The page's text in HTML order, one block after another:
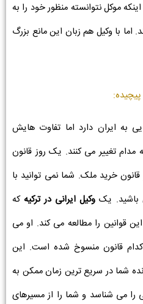
موکل نتوانسته منظور خود را به
با وکیل هم زبان این مانع بزرگ
به ایران دارد اما تفاوت هایش
مدام تغییر می کنند. یک روز قانون
خرید ملک. شما نمی توانید با
باشید. یک وکیل ایرانی در ترکیهکه
قوانین را مطالعه می کند. او می
قانون منسوخ شده است. این
شما در سریع ترین زمان ممکن به
را می شناسد و شما را از مسیرهای